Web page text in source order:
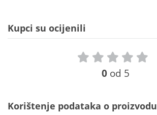
Kupci su ocijenili
0 od 5
Korištenje podataka o proizvodu